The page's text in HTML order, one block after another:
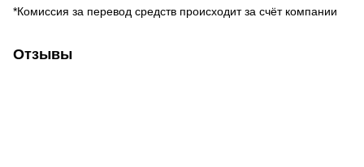
*Комиссия за перевод средств происходит за счёт компании
Отзывы